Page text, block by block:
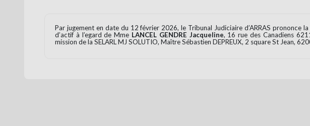
Par jugement en date du 12 février 2026, le Tribunal Judiciaire d’ARRAS prononce
d’actif à l’egard de Mme LANCEL GENDRE Jacqueline, 16 rue des Canadiens
mission de la SELARL MJ SOLUTIO, Maître Sébastien DEPREUX, 2 square St Jean,